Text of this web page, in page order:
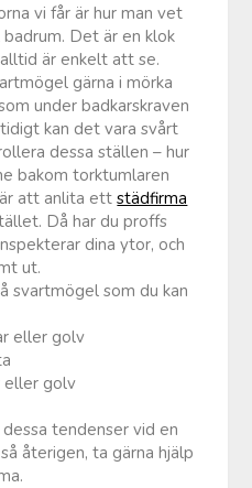
vi får är hur man vet
Det är en klok
är enkelt att se.
gärna i mörka
under badkarskraven
kan det vara svårt
dessa ställen – hur
bakom torktumlaren
är att anlita ettstädfirma
Då har du proffs
dina ytor, och
ut.
svartmögel som du kan
eller golv
eller golv
tendenser vid en
återigen, ta gärna hjälp